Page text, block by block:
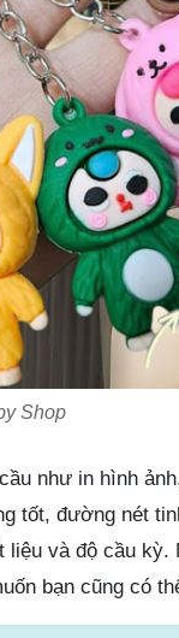
Shop
như in hình
tốt, đường nét
và độ cầu kỳ.
bạn cũng có